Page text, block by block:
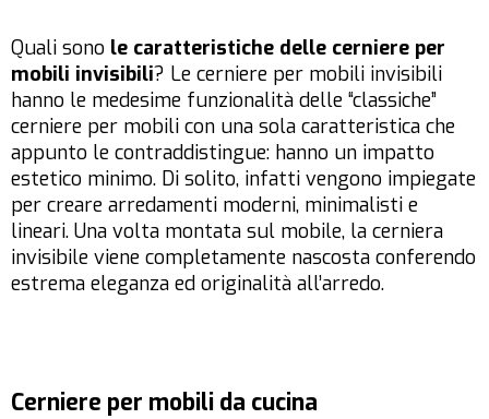
Quali sono le caratteristiche delle cerniere per
mobili invisibili? Le cerniere per mobili invisibili
hanno le medesime funzionalità delle “classiche”
cerniere per mobili con una sola caratteristica che
appunto le contraddistingue: hanno un impatto
estetico minimo. Di solito, infatti vengono impiegate
per creare arredamenti moderni, minimalisti e
lineari. Una volta montata sul mobile, la cerniera
invisibile viene completamente nascosta conferendo
estrema eleganza ed originalità all’arredo.
Cerniere per mobili da cucina